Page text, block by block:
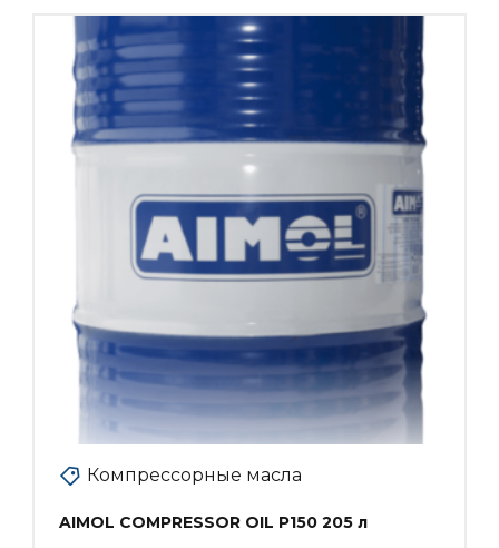
Компрессорные масла
AIMOL COMPRESSOR OIL P150 205 л